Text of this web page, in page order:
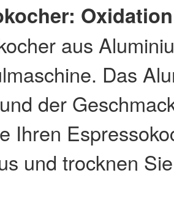
aus
Das
der
Ihren
und trocknen